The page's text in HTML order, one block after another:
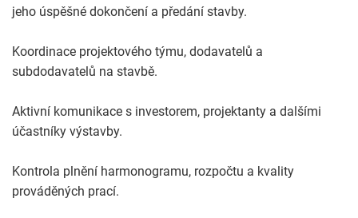
jeho úspěšné dokončení a předání stavby.
Koordinace projektového týmu, dodavatelů a
subdodavatelů na stavbě.
Aktivní komunikace s investorem, projektanty a dalšími
účastníky výstavby.
Kontrola plnění harmonogramu, rozpočtu a kvality
prováděných prací.